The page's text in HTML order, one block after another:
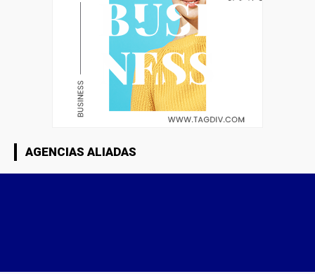
AGENCIAS ALIADAS